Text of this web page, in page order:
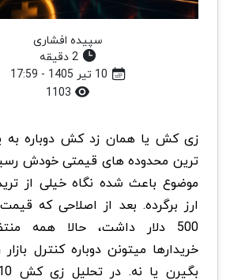
سپیده افشاری
2 دقیقه
زی کش یا همان زد کش دوباره به
ترین محدوده های قیمتی خودش
موضوع باعث شده نگاه خیلی از
ارز برگرده. بعد از اصلاحی که
500 دلار داشت، حالا همه
خریدارها میتونن دوباره کنترل